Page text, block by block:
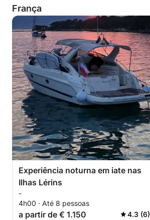
França
Experiência noturna em iate nas
Ilhas Lérins
-
4h00 · Até 8 pessoas
a partir de € 1.150 4.3 (6)